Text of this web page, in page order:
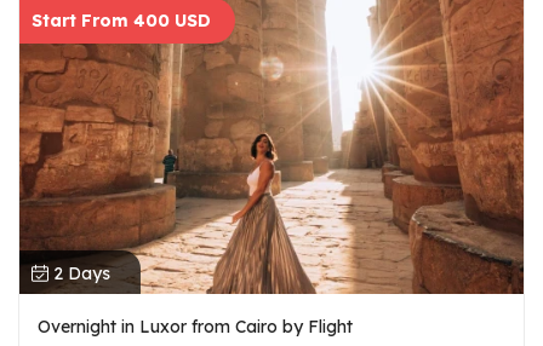
Start From 400 USD
2 Days
Overnight in Luxor from Cairo by Flight